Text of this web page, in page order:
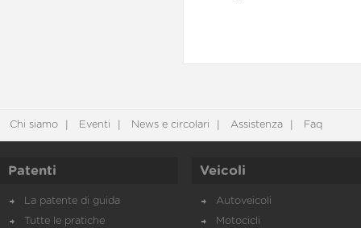
Chi siamo Eventi News e circolari Assistenza Faq
Patenti
La patente di guida
Tutte le pratiche
Veicoli
Autoveicoli
Motocicli